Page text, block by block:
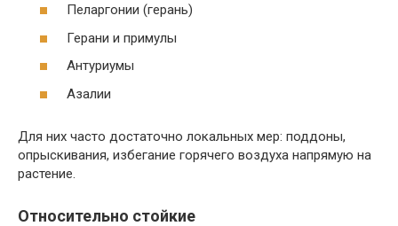
Пеларгонии (герань)
Герани и примулы
Антуриумы
Азалии
Для них часто достаточно локальных мер: поддоны,
опрыскивания, избегание горячего воздуха напрямую на
растение.
Относительно стойкие